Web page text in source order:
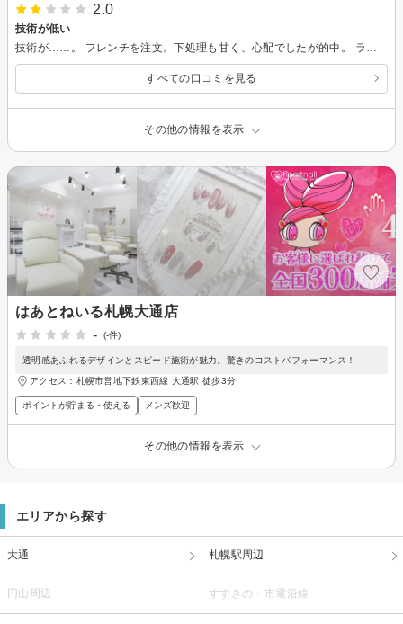
2.0
技術が低い
すべての口コミを見る
その他の情報を表示
はあとねいる札幌大通店
-
(-件)
透明感あふれるデザインとスピード施術が魅力。驚きのコストパフォーマンス！
アクセス：札幌市営地下鉄東西線 大通駅 徒歩3分
ポイントが貯まる・使える メンズ歓迎
その他の情報を表示
エリアから探す
大通 札幌駅周辺
円山周辺 すすきの・市電沿線